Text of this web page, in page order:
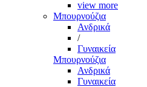
view more
Μπουρνούζια
Ανδρικά
/
Γυναικεία
Μπουρνούζια
Ανδρικά
Γυναικεία